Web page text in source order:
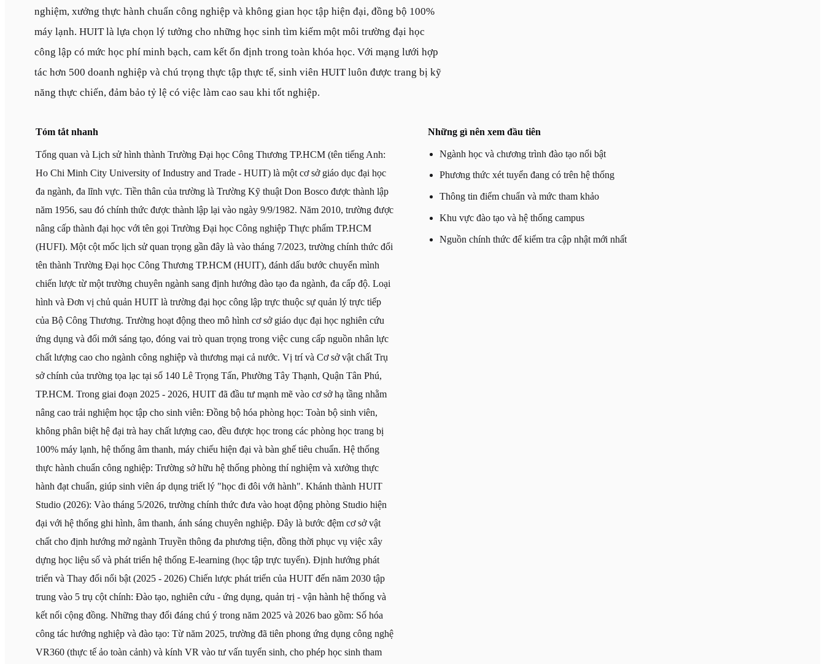
nghiệm, xưởng thực hành chuẩn công nghiệp và không gian học tập hiện đại, đồng bộ 100%
máy lạnh. HUIT là lựa chọn lý tưởng cho những học sinh tìm kiếm một môi trường đại học
công lập có mức học phí minh bạch, cam kết ổn định trong toàn khóa học. Với mạng lưới hợp
tác hơn 500 doanh nghiệp và chú trọng thực tập thực tế, sinh viên HUIT luôn được trang bị kỹ
năng thực chiến, đảm bảo tỷ lệ có việc làm cao sau khi tốt nghiệp.
Tóm tắt nhanh
Tổng quan và Lịch sử hình thành Trường Đại học Công Thương TP.HCM (tên tiếng Anh:
Ho Chi Minh City University of Industry and Trade - HUIT) là một cơ sở giáo dục đại học
đa ngành, đa lĩnh vực. Tiền thân của trường là Trường Kỹ thuật Don Bosco được thành lập
năm 1956, sau đó chính thức được thành lập lại vào ngày 9/9/1982. Năm 2010, trường được
nâng cấp thành đại học với tên gọi Trường Đại học Công nghiệp Thực phẩm TP.HCM
(HUFI). Một cột mốc lịch sử quan trọng gần đây là vào tháng 7/2023, trường chính thức đổi
tên thành Trường Đại học Công Thương TP.HCM (HUIT), đánh dấu bước chuyển mình
chiến lược từ một trường chuyên ngành sang định hướng đào tạo đa ngành, đa cấp độ. Loại
hình và Đơn vị chủ quản HUIT là trường đại học công lập trực thuộc sự quản lý trực tiếp
của Bộ Công Thương. Trường hoạt động theo mô hình cơ sở giáo dục đại học nghiên cứu
ứng dụng và đổi mới sáng tạo, đóng vai trò quan trọng trong việc cung cấp nguồn nhân lực
chất lượng cao cho ngành công nghiệp và thương mại cả nước. Vị trí và Cơ sở vật chất Trụ
sở chính của trường tọa lạc tại số 140 Lê Trọng Tấn, Phường Tây Thạnh, Quận Tân Phú,
TP.HCM. Trong giai đoạn 2025 - 2026, HUIT đã đầu tư mạnh mẽ vào cơ sở hạ tầng nhằm
nâng cao trải nghiệm học tập cho sinh viên: Đồng bộ hóa phòng học: Toàn bộ sinh viên,
không phân biệt hệ đại trà hay chất lượng cao, đều được học trong các phòng học trang bị
100% máy lạnh, hệ thống âm thanh, máy chiếu hiện đại và bàn ghế tiêu chuẩn. Hệ thống
thực hành chuẩn công nghiệp: Trường sở hữu hệ thống phòng thí nghiệm và xưởng thực
hành đạt chuẩn, giúp sinh viên áp dụng triết lý "học đi đôi với hành". Khánh thành HUIT
Studio (2026): Vào tháng 5/2026, trường chính thức đưa vào hoạt động phòng Studio hiện
đại với hệ thống ghi hình, âm thanh, ánh sáng chuyên nghiệp. Đây là bước đệm cơ sở vật
chất cho định hướng mở ngành Truyền thông đa phương tiện, đồng thời phục vụ việc xây
dựng học liệu số và phát triển hệ thống E-learning (học tập trực tuyến). Định hướng phát
triển và Thay đổi nổi bật (2025 - 2026) Chiến lược phát triển của HUIT đến năm 2030 tập
trung vào 5 trụ cột chính: Đào tạo, nghiên cứu - ứng dụng, quản trị - vận hành hệ thống và
kết nối cộng đồng. Những thay đổi đáng chú ý trong năm 2025 và 2026 bao gồm: Số hóa
công tác hướng nghiệp và đào tạo: Từ năm 2025, trường đã tiên phong ứng dụng công nghệ
VR360 (thực tế ảo toàn cảnh) và kính VR vào tư vấn tuyển sinh, cho phép học sinh tham
Những gì nên xem đầu tiên
Ngành học và chương trình đào tạo nổi bật
Phương thức xét tuyển đang có trên hệ thống
Thông tin điểm chuẩn và mức tham khảo
Khu vực đào tạo và hệ thống campus
Nguồn chính thức để kiểm tra cập nhật mới nhất